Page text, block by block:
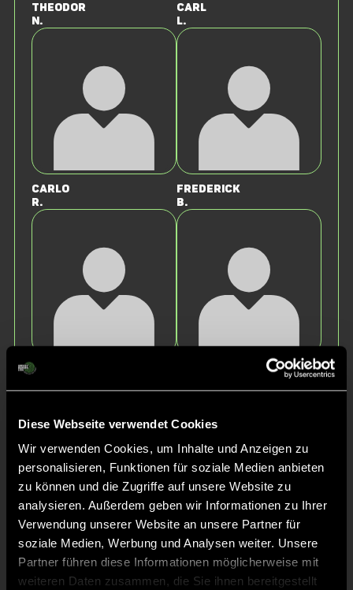
Diese Webseite verwendet Cookies
Wir verwenden Cookies, um Inhalte und Anzeigen zu
personalisieren, Funktionen für soziale Medien anbieten
zu können und die Zugriffe auf unsere Website zu
analysieren. Außerdem geben wir Informationen zu Ihrer
Verwendung unserer Website an unsere Partner für
soziale Medien, Werbung und Analysen weiter. Unsere
Partner führen diese Informationen möglicherweise mit
weiteren Daten zusammen, die Sie ihnen bereitgestellt
Theodor
N.
Carl
L.
Carlo
R.
Frederick
B.
Arthur
Paul
Z.
Tim
B.